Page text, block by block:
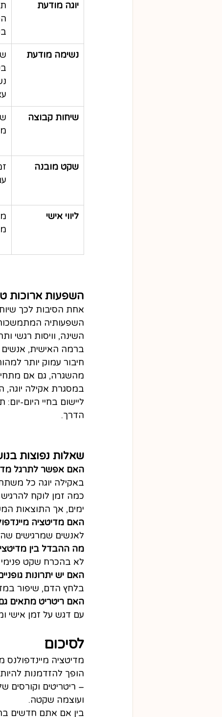
יוגה מודעת
נשימה מודעת
שיחות קבוצה
שקט מובנה
ליווי אישי
השפעות ארוכות
אחת הסיבות לכך
השפעותיה
השינה, וויסות רגשי
ברמה האישית, אנשים
חיבור עמוק יותר
מהשגרה, גם אם
במסגרת אקילה יוגה,
ליישום בחיי היום-
הדרך.
שאלות נפוצות
האם אפשר לתרגל
באקילה יוגה כל
כמה זמן לוקח להרגיש
ימים, אך התוצאות
האם מדיטציה
לאנשים שמרגישים
מה ההבדל בין
לא בהכרח שקט פנימי
האם יש יתרונות
בלחץ הדם, שיפור
האם ריטריט מתאים
עם דגש על זמן אישי
לסיכום
מדיטציה
הופך להזדמנות
– ריטריטים וקורסים
ועוצמה שקטה.
בין אם אתם חדשים